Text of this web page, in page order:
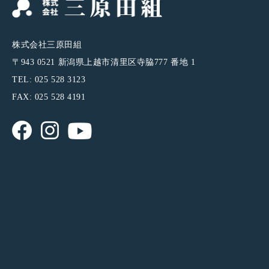
株式会社三原田組
〒943 0521 新潟県上越市清里区寺脇777 番地 1
TEL: 025 528 3123
FAX: 025 528 4191